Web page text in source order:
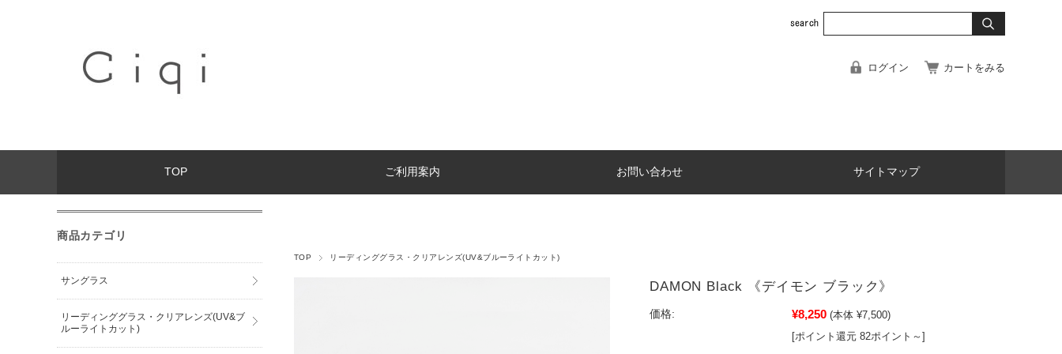
ログイン カートをみる
TOP ご利用案内 お問い合わせ サイトマップ
TOP リーディンググラス・クリアレンズ(UV&ブルーライトカット)
DAMON Black 《デイモン ブラック》
価格: ¥8,250 (本体 ¥7,500)
[ポイント還元 82ポイント～]
商品カテゴリ
サングラス
リーディンググラス・クリアレンズ(UV&ブ
ルーライトカット)